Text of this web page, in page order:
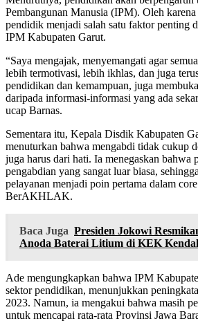
Pembangunan Manusia (IPM). Oleh
pendidik menjadi salah satu faktor penting
IPM Kabupaten Garut.
“Saya mengajak, menyemangati agar
lebih termotivasi, lebih ikhlas, dan juga
pendidikan dan kemampuan, juga
daripada informasi-informasi yang ada
ucap Barnas.
Sementara itu, Kepala Disdik Kabupaten
menuturkan bahwa mengabdi tidak cukup
juga harus dari hati. Ia menegaskan bahwa
pengabdian yang sangat luar biasa,
pelayanan menjadi poin pertama dalam
BerAKHLAK.
Baca Juga Presiden Jokowi
Anoda Baterai Litium di KEK Kendal
Ade mengungkapkan bahwa IPM
sektor pendidikan, menunjukkan
2023. Namun, ia mengakui bahwa masih
untuk mencapai rata-rata Provinsi Jawa